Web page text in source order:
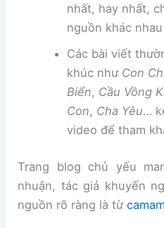
nhất, hay nhất,
nguồn khác nhau
Các bài viết
khúc như Con
Biển, Cầu Vồng
Con, Cha Yêu…
video để tham
Trang blog chủ yếu
nhuận, tác giả khuyến
nguồn rõ ràng là từ